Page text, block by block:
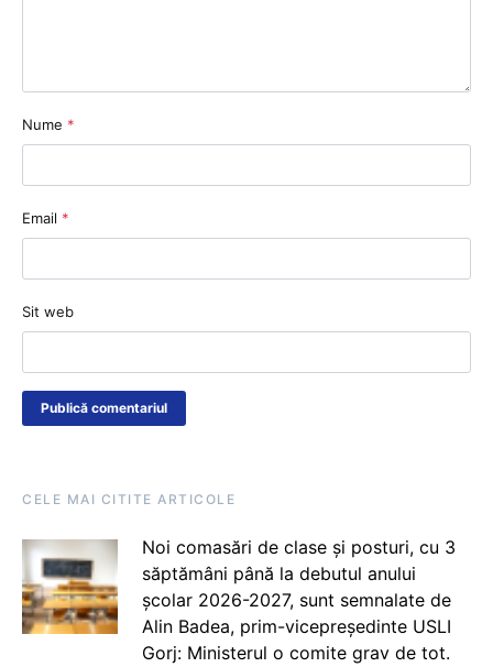
Nume *
Email *
Sit web
CELE MAI CITITE ARTICOLE
Noi comasări de clase și posturi, cu 3
săptămâni până la debutul anului
școlar 2026-2027, sunt semnalate de
Alin Badea, prim-vicepreședinte USLI
Gorj: Ministerul o comite grav de tot.